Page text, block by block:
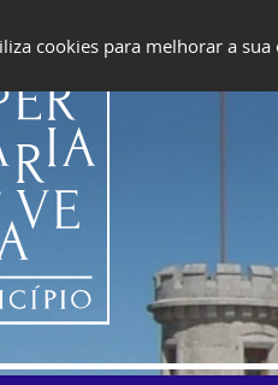
cookies para melhorar a sua